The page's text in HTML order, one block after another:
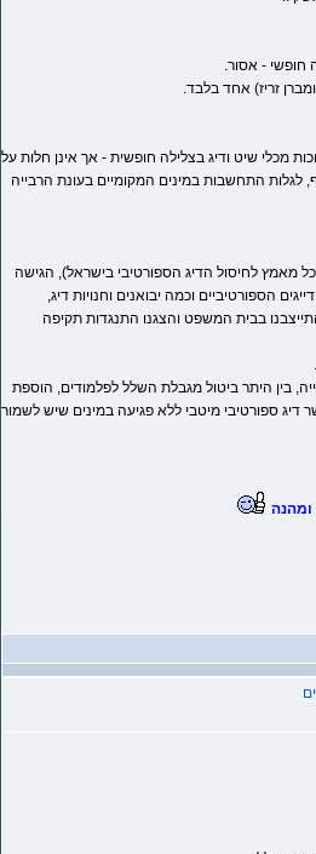
זריז) אחד בלבד.
מכלי שיט ודיג בצלילה חופשית - אך אינן חלות על
לגלות התחשבות במינים המקומיים בעונת הרבייה
לחיסול הדיג הספורטיבי בישראל), הגישה
הספורטיביים וכמה יבואנים וחנויות דיג,
בבית המשפט והצגנו התנגדות תקיפה
בין היתר ביטול מגבלת השלל לפלמודים, הוספת
דיג ספורטיבי מיטבי ללא פגיעה במינים שיש לשמור
ומהנה